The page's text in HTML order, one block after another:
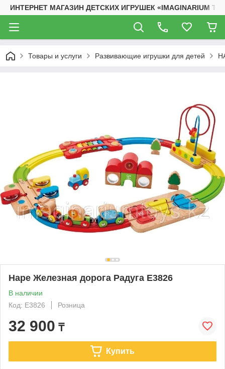
ИНТЕРНЕТ МАГАЗИН ДЕТСКИХ ИГРУШЕК «IMAGINARIUM
Товары и услуги Развивающие игрушки для детей
Hape Железная дорога Радуга E3826
В наличии
Код: E3826
Розница
32 900 ₸
Купить